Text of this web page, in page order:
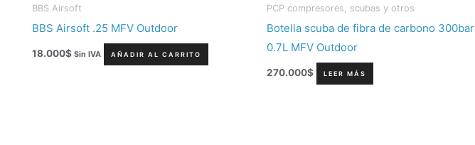
BBS Airsoft
BBS Airsoft .25 MFV Outdoor
18.000$ Sin IVA AÑADIR AL CARRITO
PCP compresores, scubas y otros
Botella scuba de fibra de carbono 300bar
0.7L MFV Outdoor
270.000$ LEER MÁS